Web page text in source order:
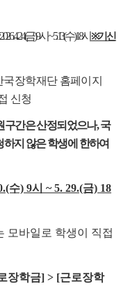
금) 9시 ~ 5. 13.(수) 18시 ※ 기 신
장학재단 홈페이지
신청
구간은 산정되었으나, 국
지 않은 학생에 한하여
수) 9시 ~ 5. 29.(금) 18
모바일로 학생이 직접
장학금] > [근로장학